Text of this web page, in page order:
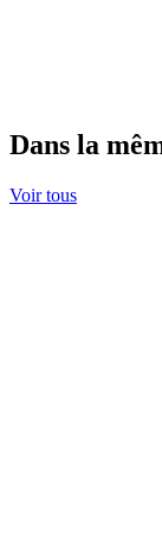
Dans la
Voir tous